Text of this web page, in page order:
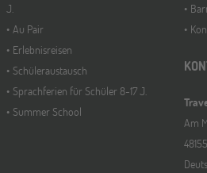
J.
Au Pair
Erlebnisreisen
Schüleraustausch
Sprachferien für Schüler 8-17 J.
Summer School
Am